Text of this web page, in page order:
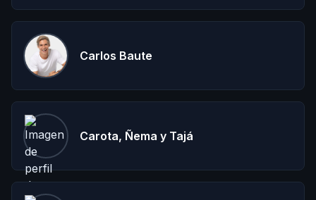
Carlos Baute
Carota, Ñema y Tajá